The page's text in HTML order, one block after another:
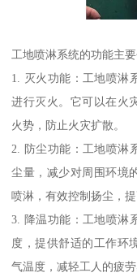
工地喷淋系统的功能主
1. 灭火功能：工地喷淋
进行灭火。它可以在火
火势，防止火灾扩散。
2. 防尘功能：工地喷淋
尘量，减少对周围环境
喷淋，有效控制扬尘，
3. 降温功能：工地喷淋
度，提供舒适的工作环
气温度，减轻工人的疲